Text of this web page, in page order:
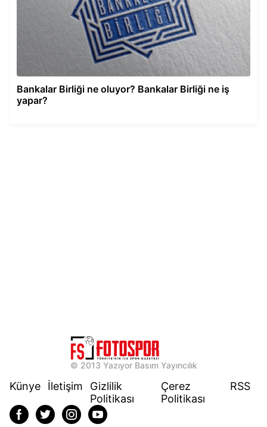
Bankalar Birliği ne oluyor? Bankalar Birliği ne iş
yapar?
© 2013 Yazıyor Basım Yayıncılık
Künye İletişim
Gizlilik
Politikası
Çerez
Politikası
RSS